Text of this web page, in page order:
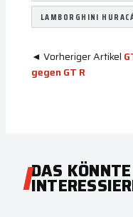
LAMBORGHINI
◄ Vorheriger Artikel
gegen GT R
DAS